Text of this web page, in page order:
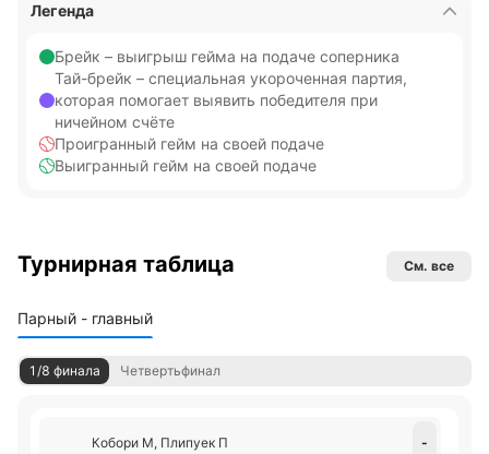
Легенда
Брейк – выигрыш гейма на подаче соперника
Тай-брейк – специальная укороченная партия,
которая помогает выявить победителя при
ничейном счёте
Проигранный гейм на своей подаче
Выигранный гейм на своей подаче
Турнирная таблица См. все
Парный - главный
1/8 финала Четвертьфинал
Кобори М, Плипуек П -